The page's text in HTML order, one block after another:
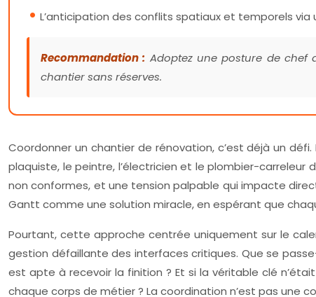
L’anticipation des conflits spatiaux et temporels
Recommandation : Adoptez une posture de chef
chantier sans réserves.
Coordonner un chantier de rénovation, c’est déjà un
plaquiste, le peintre, l’électricien et le plombier-
non conformes, et une tension palpable qui impacte
Gantt comme une solution miracle, en espérant que
Pourtant, cette approche centrée uniquement sur le
gestion défaillante des interfaces critiques. Que se
est apte à recevoir la finition ? Et si la véritable clé
chaque corps de métier ? La coordination n’est pas une